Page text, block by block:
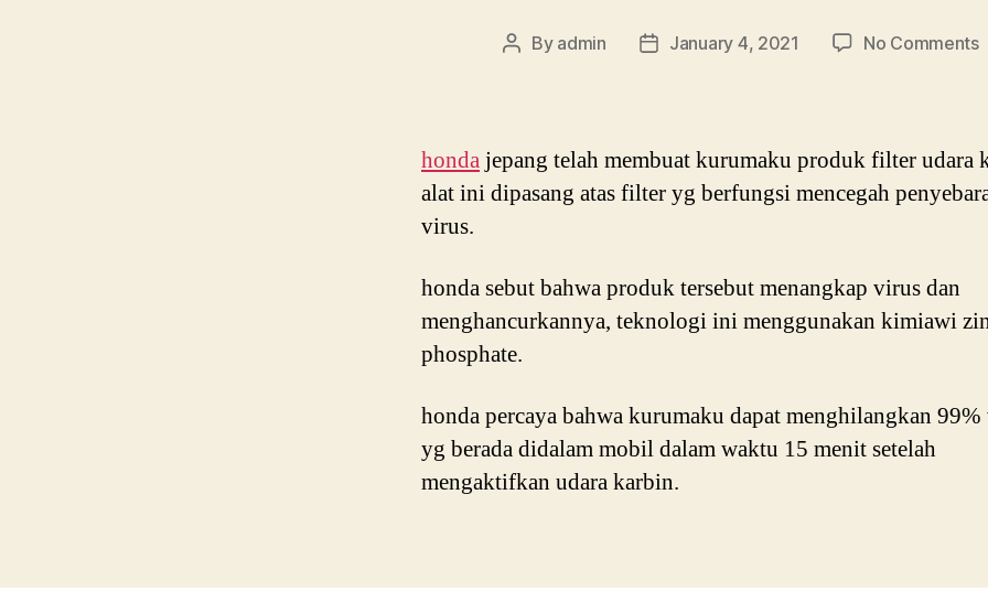
Post
By admin
PostJanuary 4, 2021 No Commentson
hondajepang telah membuat kurumaku produk filter udara
alat ini dipasang atas filter yg berfungsi mencegah
virus.
honda sebut bahwa produk tersebut menangkap virus dan
menghancurkannya, teknologi ini menggunakan kimiawi
phosphate.
honda percaya bahwa kurumaku dapat menghilangkan
yg berada didalam mobil dalam waktu 15 menit setelah
mengaktifkan udara karbin.